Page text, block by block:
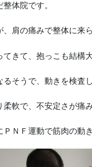
体院です。
肩の痛みで整体に来
きて、抱っこも結構
そうで、動きを検査し
軟で、不安定さが痛
ＮＦ運動で筋肉の動